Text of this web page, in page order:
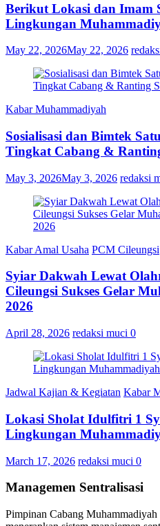
Berikut Lokasi dan Imam
Lingkungan
May 22, 2026May 22, 2026
Kabar Muhammadiyah
Sosialisasi dan Bimtek
Tingkat Cabang &
May 3, 2026May 3, 2026 redaksi
Kabar Amal Usaha PCM Cileungsi
Syiar Dakwah Lewat
Cileungsi Sukses Gelar
2026
April 28, 2026 redaksi muci 0
Jadwal Kajian & Kegiatan Kabar
Lokasi Sholat Idulfitri 1
Lingkungan
March 17, 2026 redaksi muci 0
Managemen Sentralisasi
Pimpinan Cabang